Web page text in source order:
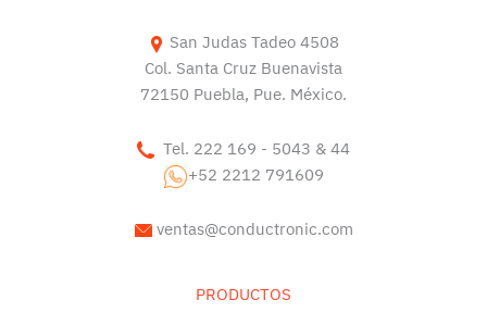
San Judas Tadeo 4508
Col. Santa Cruz Buenavista
72150 Puebla, Pue. México.
Tel. 222 169 - 5043 & 44
+52 2212 791609
ventas@conductronic.com
PRODUCTOS